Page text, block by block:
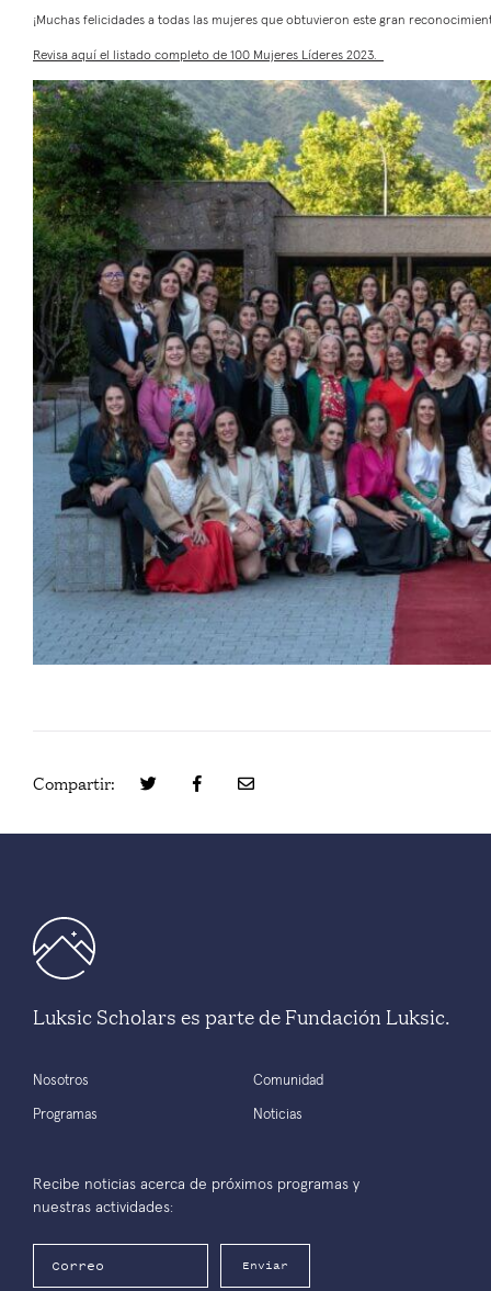
¡Muchas felicidades a todas las mujeres que obtuvieron este gran
Revisa aquí el listado completo de 100 Mujeres Líderes 2023.
Compartir:
Luksic Scholars es parte de Fundación Luksic.
Nosotros
Programas
Comunidad
Noticias
Recibe noticias acerca de próximos programas y
nuestras actividades:
Enviar